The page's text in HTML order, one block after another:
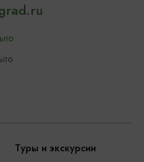
Туры и экскурсии